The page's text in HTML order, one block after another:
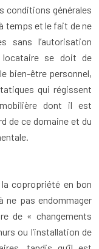
conditions générales
temps et le fait de ne
sans l’autorisation
locataire se doit de
bien-être personnel,
qui régissent
dont il est
de ce domaine et du
copropriété en bon
ne pas endommager
de « changements
ou l’installation de